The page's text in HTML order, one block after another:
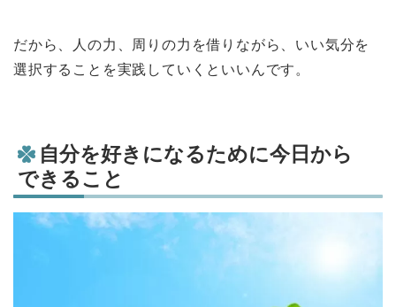
だから、人の力、周りの力を借りながら、いい気分を
選択することを実践していくといいんです。
自分を好きになるために今日から
できること